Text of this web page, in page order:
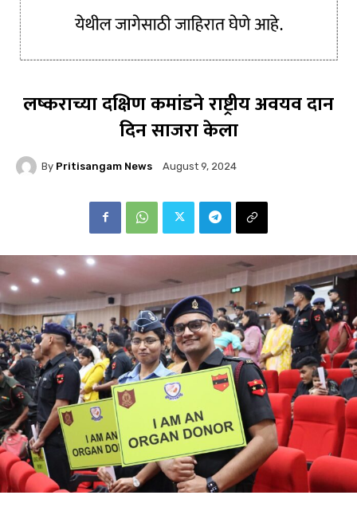
लष्कराच्या दक्षिण कमांडने राष्ट्रीय अवयव दान
दिन साजरा केला
By Pritisangam News August 9, 2024